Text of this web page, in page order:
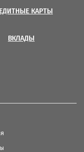
КАРТЫ
ВКЛАДЫ